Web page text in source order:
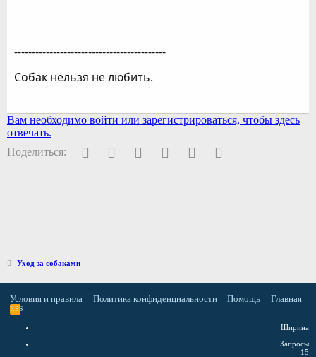
-------------------------------------------
Собак нельзя не любить.
Вам необходимо войти или зарегистрироваться, чтобы здесь
отвечать.
Поделиться:
FacebookTwitter PinterestWhatsAppЭлектронная почта
Уход за собаками
Условия и правила Политика конфиденциальности Помощь Главная
RSS
Ширина
Запросы
15